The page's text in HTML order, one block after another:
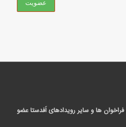
فراخوان ها و سایر رویدادهای اَفدستا عضو